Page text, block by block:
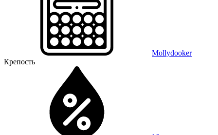
Mollydooker
Крепость